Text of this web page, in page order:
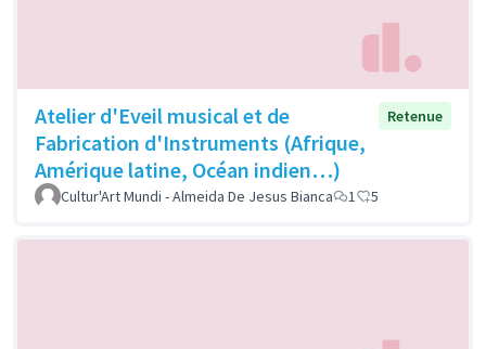
Atelier d'Eveil musical et de
Fabrication d'Instruments (Afrique,
Amérique latine, Océan indien…)
Retenue
Cultur'Art Mundi - Almeida De Jesus Bianca 1 5